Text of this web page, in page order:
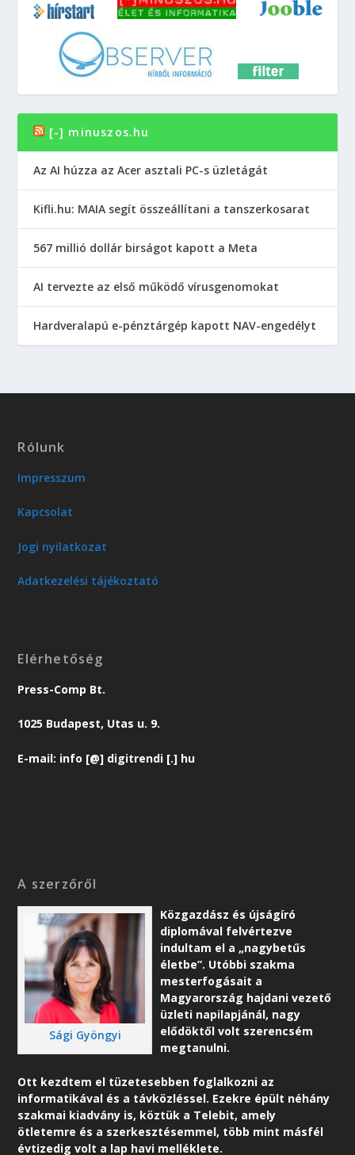
[-] minuszos.hu
Az AI húzza az Acer asztali PC-s üzletágát
Kifli.hu: MAIA segít összeállítani a tanszerkosarat
567 millió dollár birságot kapott a Meta
AI tervezte az első működő vírusgenomokat
Hardveralapú e-pénztárgép kapott NAV-engedélyt
Rólunk
Impresszum
Kapcsolat
Jogi nyilatkozat
Adatkezelési tájékoztató
Elérhetőség
Press-Comp Bt.
1025 Budapest, Utas u. 9.
E-mail: info [@] digitrendi [.] hu
A szerzőről
Sági Gyöngyi
Közgazdász és újságíró
diplomával felvértezve
indultam el a „nagybetűs
életbe”. Utóbbi szakma
mesterfogásait a
Magyarország hajdani vezető
üzleti napilapjánál, nagy
elődöktől volt szerencsém
megtanulni.
Ott kezdtem el tüzetesebben foglalkozni az
informatikával és a távközléssel. Ezekre épült néhány
szakmai kiadvány is, köztük a Telebit, amely
ötletemre és a szerkesztésemmel, több mint másfél
évtizedig volt a lap havi melléklete.